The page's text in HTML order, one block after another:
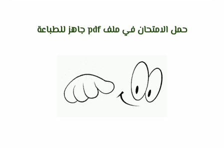
حمل الامتحان في ملف pdf جاهز للطباعة